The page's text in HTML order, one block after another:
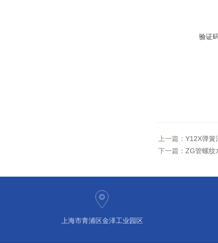
验证
上一篇： Y12X弹簧
下一篇： ZG管螺纹
上海市青浦区金泽工业园区